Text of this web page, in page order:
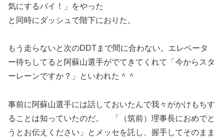
気にするバイ！」をやった
と同時にダッシュで階下におりた。
もう走らないと次のDDTまで間に合わない。エレベータ
ー待ちしてると阿蘇山選手がでてきてくれて「今からスタ
ーレーンですか？」といわれた＾＾
事前に阿蘇山選手には話しておいたんで我々がかけもちす
ることは知っていたのだ。 「（筑前）理事長におめでと
うとお伝えください」とメッセを託し、握手してそのまま